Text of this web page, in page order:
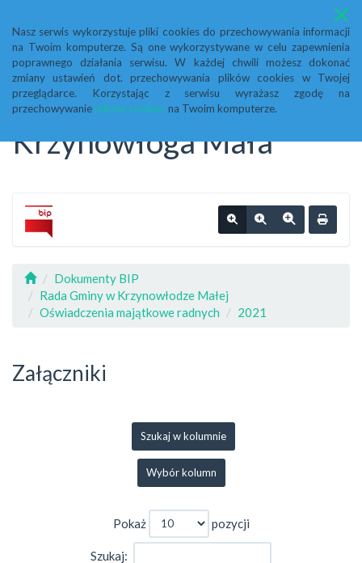
Nasz serwis wykorzystuje pliki cookies do przechowywania informacji
na Twoim komputerze. Są one wykorzystywane w celu zapewnienia
poprawnego działania serwisu. W każdej chwili możesz dokonać
zmiany ustawień dot. przechowywania plików cookies w Twojej
przeglądarce. Korzystając z serwisu wyrażasz zgodę na
przechowywanie plików cookiesna Twoim komputerze.
Menu
Biuletyn Informacji
Publicznej Urząd Gminy
Krzynowłoga Mała
Dokumenty BIP
Rada Gminy w Krzynowłodze Małej
Oświadczenia majątkowe radnych
2021
Załączniki
Szukaj w kolumnie
Wybór kolumn
Pokaż pozycji
Szukaj: